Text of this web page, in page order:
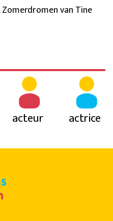
Zomerdromen van Tine
acteur actrice